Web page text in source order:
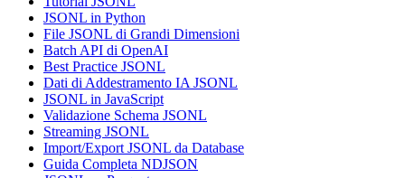
JSONL in Python
File JSONL di Grandi Dimensioni
Batch API di OpenAI
Best Practice JSONL
Dati di Addestramento IA JSONL
JSONL in JavaScript
Validazione Schema JSONL
Streaming JSONL
Import/Export JSONL da Database
Guida Completa NDJSON